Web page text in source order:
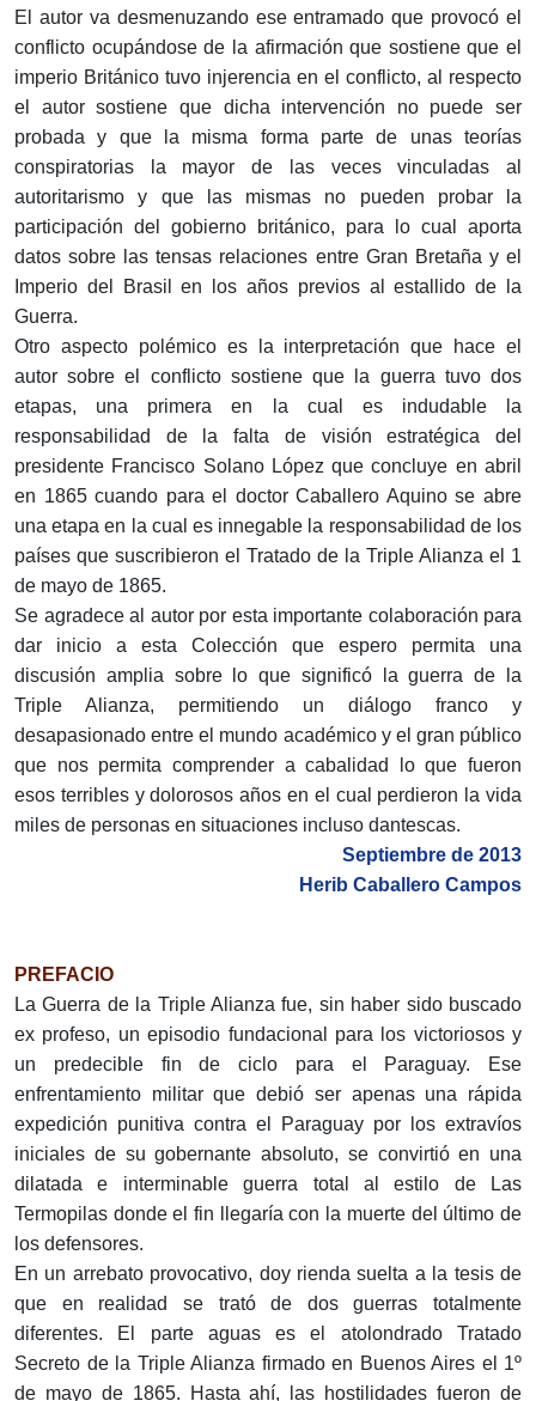
El autor va desmenuzando ese entramado que provocó el
conflicto ocupándose de la afirmación que sostiene que el
imperio Británico tuvo injerencia en el conflicto, al respecto
el autor sostiene que dicha intervención no puede ser
probada y que la misma forma parte de unas teorías
conspiratorias la mayor de las veces vinculadas al
autoritarismo y que las mismas no pueden probar la
participación del gobierno británico, para lo cual aporta
datos sobre las tensas relaciones entre Gran Bretaña y el
Imperio del Brasil en los años previos al estallido de la
Guerra.
Otro aspecto polémico es la interpretación que hace el
autor sobre el conflicto sostiene que la guerra tuvo dos
etapas, una primera en la cual es indudable la
responsabilidad de la falta de visión estratégica del
presidente Francisco Solano López que concluye en abril
en 1865 cuando para el doctor Caballero Aquino se abre
una etapa en la cual es innegable la responsabilidad de los
países que suscribieron el Tratado de la Triple Alianza el 1
de mayo de 1865.
Se agradece al autor por esta importante colaboración para
dar inicio a esta Colección que espero permita una
discusión amplia sobre lo que significó la guerra de la
Triple Alianza, permitiendo un diálogo franco y
desapasionado entre el mundo académico y el gran público
que nos permita comprender a cabalidad lo que fueron
esos terribles y dolorosos años en el cual perdieron la vida
miles de personas en situaciones incluso dantescas.
Septiembre de 2013
Herib Caballero Campos
PREFACIO
La Guerra de la Triple Alianza fue, sin haber sido buscado
ex profeso, un episodio fundacional para los victoriosos y
un predecible fin de ciclo para el Paraguay. Ese
enfrentamiento militar que debió ser apenas una rápida
expedición punitiva contra el Paraguay por los extravíos
iniciales de su gobernante absoluto, se convirtió en una
dilatada e interminable guerra total al estilo de Las
Termopilas donde el fin llegaría con la muerte del último de
los defensores.
En un arrebato provocativo, doy rienda suelta a la tesis de
que en realidad se trató de dos guerras totalmente
diferentes. El parte aguas es el atolondrado Tratado
Secreto de la Triple Alianza firmado en Buenos Aires el 1º
de mayo de 1865. Hasta ahí, las hostilidades fueron de